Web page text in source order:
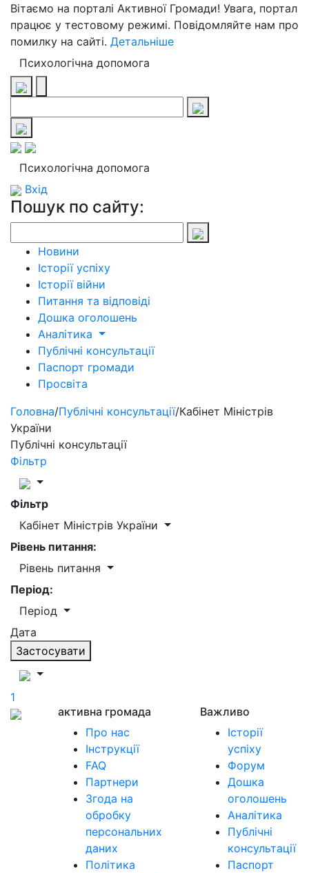
Вітаємо на порталі Активної Громади! Увага, портал
працює у тестовому режимі. Повідомляйте нам про
помилку на сайті. Детальніше
Психологічна допомога
Психологічна допомога
Вхід
Пошук по сайту:
Новини
Історії успіху
Історії війни
Питання та відповіді
Дошка оголошень
Аналітика
Публічні консультації
Паспорт громади
Просвіта
Головна/Публічні консультації/Кабінет Міністрів
України
Публічні консультації
Фільтр
Фільтр
Кабінет Міністрів України
Рівень питання:
Рівень питання
Період:
Період
Дата
Застосувати
1
активна громада
Про нас
Інструкції
FAQ
Партнери
Згода на
обробку
персональних
даних
Політика
Важливо
Історії
успіху
Форум
Дошка
оголошень
Аналітика
Публічні
консультації
Паспорт